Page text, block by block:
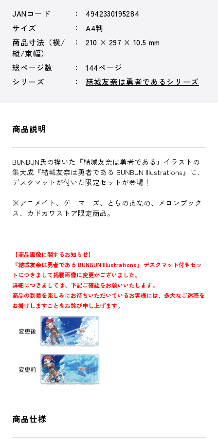
JANコード
4942330195284
サイズ
A4判
商品寸法（横/
縦/束幅）
210 × 297 × 10.5 mm
総ページ数
144ページ
シリーズ
結城友奈は勇者であるシリーズ
商品説明
BUNBUN氏の描いた『結城友奈は勇者である』イラストの
集大成『結城友奈は勇者である BUNBUN Illustrations』に、
デスクマットが付いた限定セットが登場！
※アニメイト、ゲーマーズ、とらのあなの、メロンブック
ス、カドカワストア限定商品。
【商品画像に関するお知らせ】
『結城友奈は勇者である BUNBUN Illustrations』 デスクマット付きセッ
トにつきまして掲載画像に変更がございました。
詳細につきましては、下記ご確認をお願いいたします。
商品の到着を楽しみにお待ちいただいているお客様には、多大なご迷惑を
お掛けしますことをお詫び申し上げます。
商品仕様